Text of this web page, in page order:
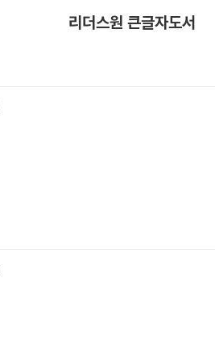
리더스원 큰글자도서